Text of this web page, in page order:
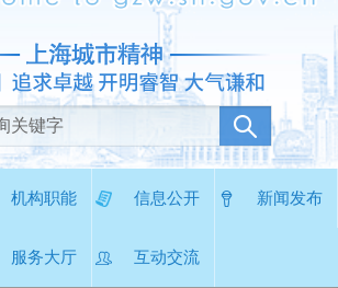
机构职能 信息公开 新闻发布
服务大厅 互动交流